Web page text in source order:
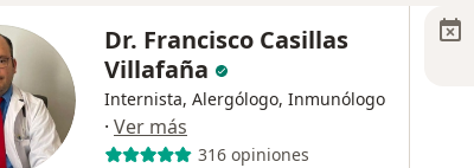
Dr. Francisco Casillas
Villafaña
Internista, Alergólogo, Inmunólogo
· Ver más
316 opiniones